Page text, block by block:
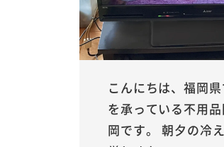
こんにちは、福岡
を承っている不用
岡です。 朝夕の冷